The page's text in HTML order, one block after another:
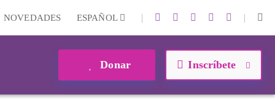
NOVEDADES ESPAÑOL | |
Donar Inscríbete